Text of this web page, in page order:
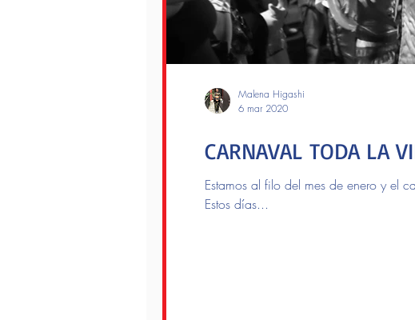
CARNAVAL TODA LA
Estamos al filo del mes de enero y el
Estos días...
Malena Higashi
6 mar 2020